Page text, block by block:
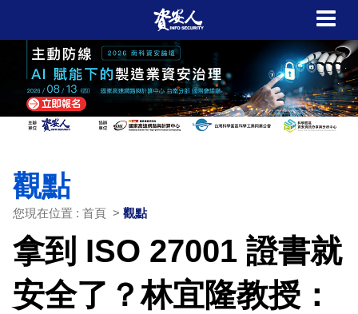
觀點
您現在位置 : 首頁 > 觀點
拿到 ISO 27001 證書就
安全了？林宜隆教授：